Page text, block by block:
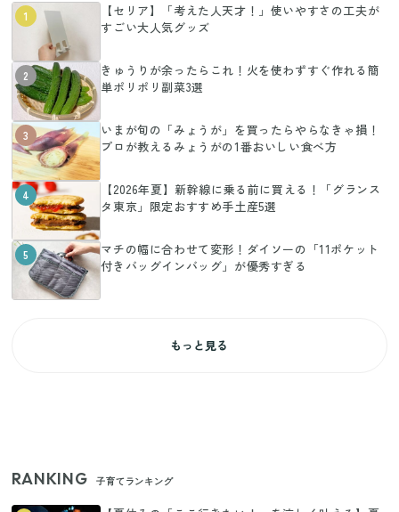
1
【セリア】「考えた人天才！」使いやすさの工夫が
すごい大人気グッズ
2
きゅうりが余ったらこれ！火を使わずすぐ作れる簡
単ポリポリ副菜3選
3
いまが旬の「みょうが」を買ったらやらなきゃ損！
プロが教えるみょうがの1番おいしい食べ方
4
【2026年夏】新幹線に乗る前に買える！「グランス
タ東京」限定おすすめ手土産5選
5
マチの幅に合わせて変形！ダイソーの「11ポケット
付きバッグインバッグ」が優秀すぎる
もっと見る
RANKING 子育てランキング